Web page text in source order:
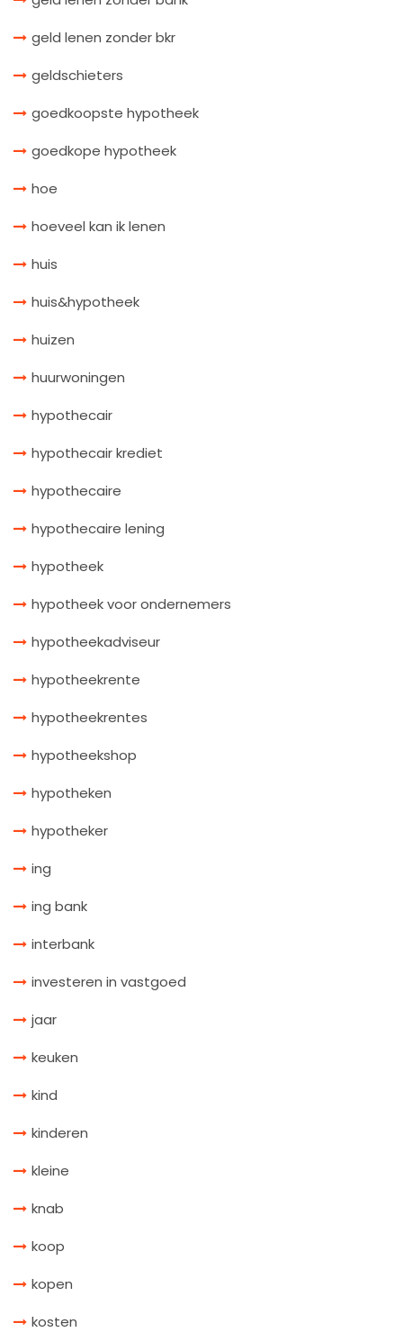
geld lenen zonder bkr
geldschieters
goedkoopste hypotheek
goedkope hypotheek
hoe
hoeveel kan ik lenen
huis
huis&hypotheek
huizen
huurwoningen
hypothecair
hypothecair krediet
hypothecaire
hypothecaire lening
hypotheek
hypotheek voor ondernemers
hypotheekadviseur
hypotheekrente
hypotheekrentes
hypotheekshop
hypotheken
hypotheker
ing
ing bank
interbank
investeren in vastgoed
jaar
keuken
kind
kinderen
kleine
knab
koop
kopen
kosten